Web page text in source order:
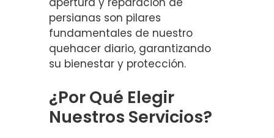
persianas son pilares
fundamentales de nuestro
quehacer diario, garantizando
su bienestar y protección.
¿Por Qué Elegir
Nuestros Servicios?